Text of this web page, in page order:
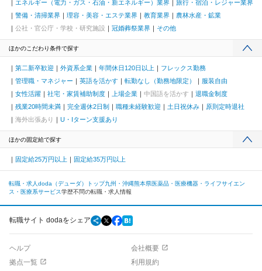
エネルギー（電力・ガス・石油・新エネルギー）業界
旅行・宿泊・レジャー業界
警備・清掃業界
理容・美容・エステ業界 教育業界
農林水産・鉱業
公社・官公庁・学校・研究施設
冠婚葬祭業界 その他
ほかのこだわり条件で探す
第二新卒歓迎 外資系企業 年間休日120日以上
フレックス勤務
管理職・マネジャー
英語を活かす 転勤なし（勤務地限定）
服装自由
女性活躍
社宅・家賃補助制度 上場企業 中国語を活かす
退職金制度
残業20時間未満
完全週休2日制 職種未経験歓迎 土日祝休み
原則定時退社
海外出張あり
U・Iターン支援あり
ほかの固定給で探す
固定給25万円以上 固定給35万円以上
転職・求人doda（デューダ）トップ九州・沖縄熊本県医薬品・医療機器・ライフサイエン
ス・医療系サービス学歴不問の転職・求人情報
転職サイト dodaをシェア
ヘルプ
会社概要
拠点一覧
利用規約